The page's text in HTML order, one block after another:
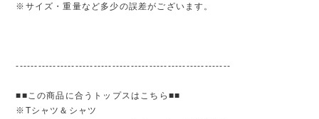
※サイズ・重量など多少の誤差がございます。
----------------------------------------------------------
■■この商品に合うトップスはこちら■■
※Tシャツ＆シャツ